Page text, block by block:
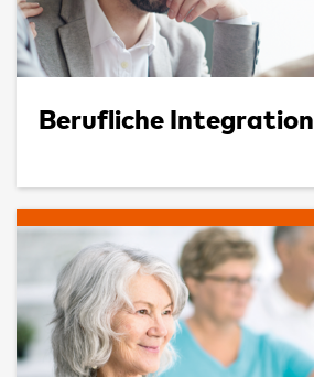
Berufliche Integration